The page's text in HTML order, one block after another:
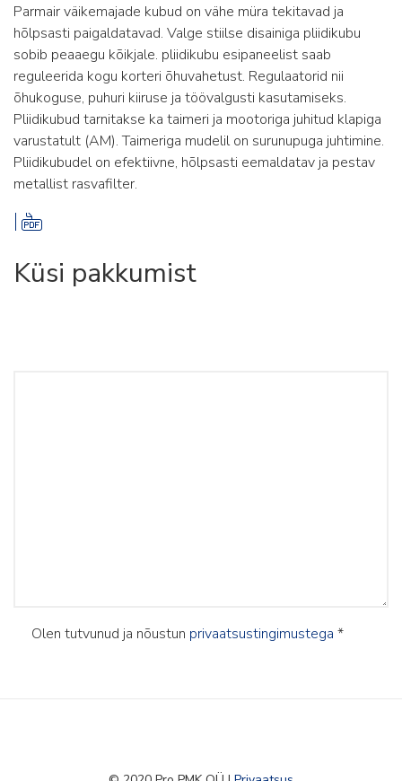
Parmair väikemajade kubud on vähe müra tekitavad ja
hõlpsasti paigaldatavad. Valge stiilse disainiga pliidikubu
sobib peaaegu kõikjale. pliidikubu esipaneelist saab
reguleerida kogu korteri õhuvahetust. Regulaatorid nii
õhukoguse, puhuri kiiruse ja töövalgusti kasutamiseks.
Pliidikubud tarnitakse ka taimeri ja mootoriga juhitud klapiga
varustatult (AM). Taimeriga mudelil on surunupuga juhtimine.
Pliidikubudel on efektiivne, hõlpsasti eemaldatav ja pestav
metallist rasvafilter.
Küsi pakkumist
Olen tutvunud ja nõustun privaatsustingimustega *